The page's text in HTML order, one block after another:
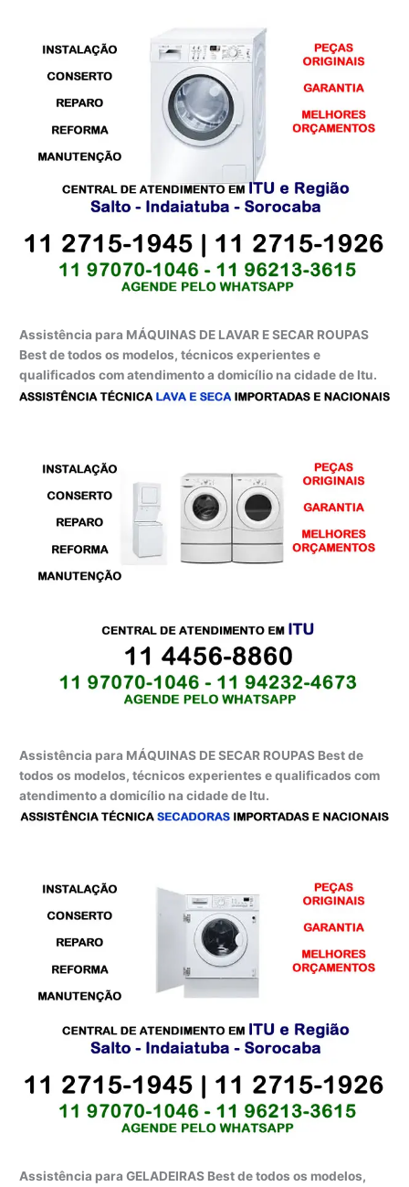
Assistência para MÁQUINAS DE LAVAR E SECAR ROUPAS
Best de todos os modelos, técnicos experientes e
qualificados com atendimento a domicílio na cidade de Itu.
Assistência para MÁQUINAS DE SECAR ROUPAS Best de
todos os modelos, técnicos experientes e qualificados com
atendimento a domicílio na cidade de Itu.
Assistência para GELADEIRAS Best de todos os modelos,